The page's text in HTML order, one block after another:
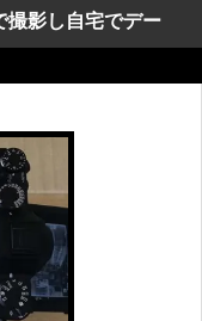
撮影し自宅でデー